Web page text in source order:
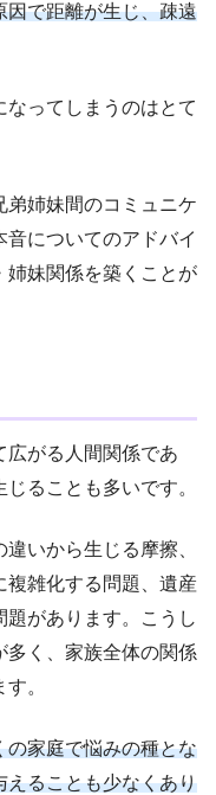
因で距離が生じ、疎遠
なってしまうのはとて
弟姉妹間のコミュニケ
についてのアドバイ
姉妹関係を築くことが
広がる人間関係であ
ることも多いです。
いから生じる摩擦、
複雑化する問題、遺産
があります。こうし
多く、家族全体の関係
。
の家庭で悩みの種とな
えることも少なくあり